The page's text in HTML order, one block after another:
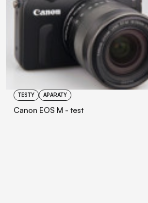
TESTY APARATY
Canon EOS M - test